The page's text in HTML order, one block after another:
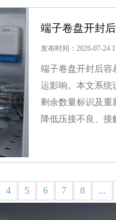
端子卷盘开封
发布时间：2026-07-24
端子卷盘开封后容
运影响。本文系统
剩余数量标识及重
降低压接不良、接
4 5 6 7 8 ...